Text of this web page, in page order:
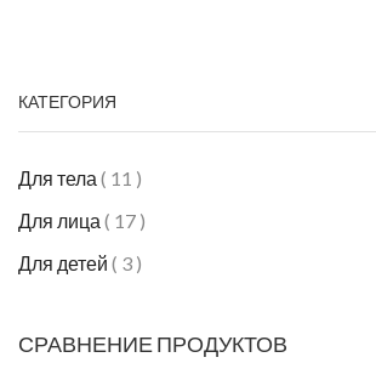
КАТЕГОРИЯ
Для тела
11
Для лица
17
Для детей
3
СРАВНЕНИЕ ПРОДУКТОВ